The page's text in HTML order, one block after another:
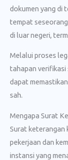
dokumen yang di
tempat
di luar negeri,
Melalui proses
tahapan verifikasi
dapat
sah.
Mengapa Surat
Surat keterangan
pekerjaan dan
instansi yang